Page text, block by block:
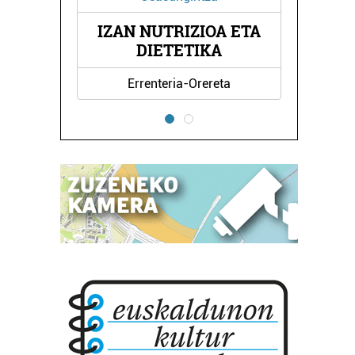
IZAN NUTRIZIOA ETA
DIETETIKA
Errenteria-Orereta